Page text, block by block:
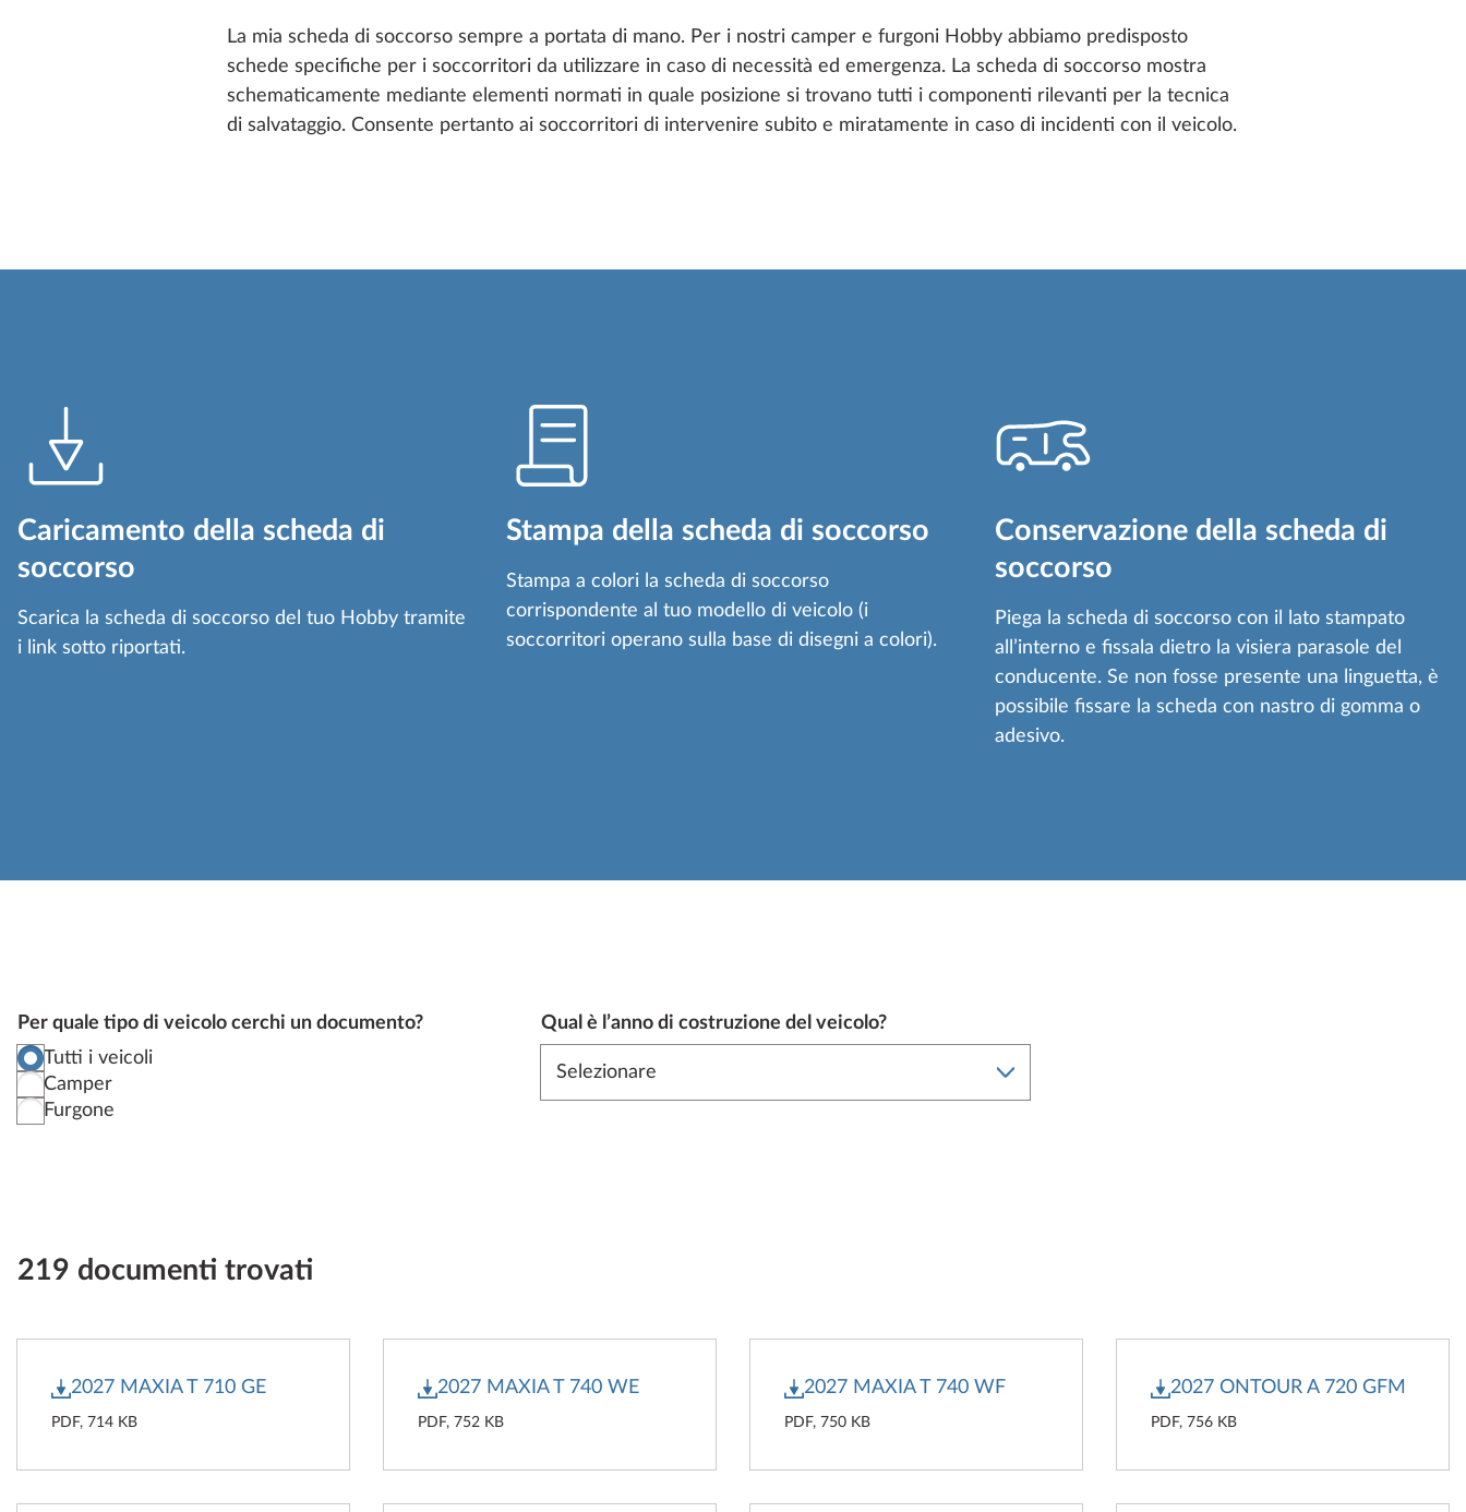
La mia scheda di soccorso sempre a portata di mano. Per i nostri camper e furgoni Hobby abbiamo predisposto
schede specifiche per i soccorritori da utilizzare in caso di necessità ed emergenza. La scheda di soccorso mostra
schematicamente mediante elementi normati in quale posizione si trovano tutti i componenti rilevanti per la tecnica
di salvataggio. Consente pertanto ai soccorritori di intervenire subito e miratamente in caso di incidenti con il veicolo.
Caricamento della scheda di
soccorso
Scarica la scheda di soccorso del tuo Hobby tramite
i link sotto riportati.
Stampa della scheda di soccorso
Stampa a colori la scheda di soccorso
corrispondente al tuo modello di veicolo (i
soccorritori operano sulla base di disegni a colori).
Conservazione della scheda di
soccorso
Piega la scheda di soccorso con il lato stampato
all’interno e fissala dietro la visiera parasole del
conducente. Se non fosse presente una linguetta, è
possibile fissare la scheda con nastro di gomma o
adesivo.
Per quale tipo di veicolo cerchi un documento?
Tutti i veicoli
Camper
Furgone
Qual è l’anno di costruzione del veicolo?
219 documenti trovati
2027 MAXIA T 710 GE
PDF, 714 KB
2027 MAXIA T 740 WE
PDF, 752 KB
2027 MAXIA T 740 WF
PDF, 750 KB
2027 ONTOUR A 720 GFM
PDF, 756 KB